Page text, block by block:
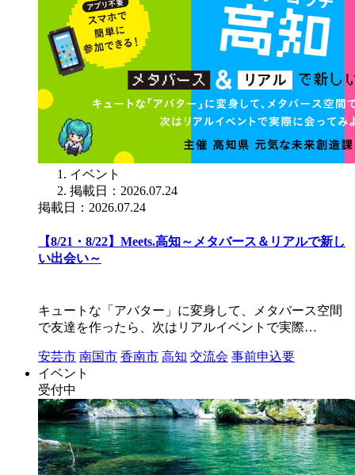
イベント
掲載日：2026.07.24
掲載日：2026.07.24
【8/21・8/22】Meets.高知～メタバース＆リアルで新し
い出会い～
キュートな「アバター」に変身して、メタバース空間
で友達を作ったら、次はリアルイベントで実際…
安芸市 南国市 香南市 高知 交流会 事前申込要
イベント
受付中